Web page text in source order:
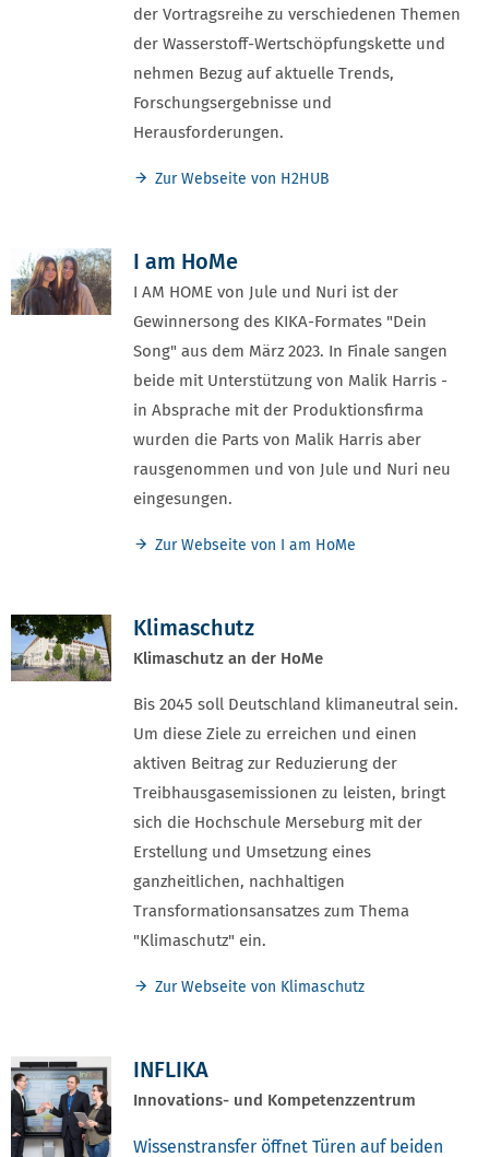
der Vortragsreihe zu verschiedenen Themen
der Wasserstoff-Wertschöpfungskette und
nehmen Bezug auf aktuelle Trends,
Forschungsergebnisse und
Herausforderungen.
Zur Webseite von H2HUB
I am HoMe
I AM HOME von Jule und Nuri ist der
Gewinnersong des KIKA-Formates "Dein
Song" aus dem März 2023. In Finale sangen
beide mit Unterstützung von Malik Harris -
in Absprache mit der Produktionsfirma
wurden die Parts von Malik Harris aber
rausgenommen und von Jule und Nuri neu
eingesungen.
Zur Webseite von I am HoMe
Klimaschutz
Klimaschutz an der HoMe
Bis 2045 soll Deutschland klimaneutral sein.
Um diese Ziele zu erreichen und einen
aktiven Beitrag zur Reduzierung der
Treibhausgasemissionen zu leisten, bringt
sich die Hochschule Merseburg mit der
Erstellung und Umsetzung eines
ganzheitlichen, nachhaltigen
Transformationsansatzes zum Thema
"Klimaschutz" ein.
Zur Webseite von Klimaschutz
INFLIKA
Innovations- und Kompetenzzentrum
Wissenstransfer öffnet Türen auf beiden